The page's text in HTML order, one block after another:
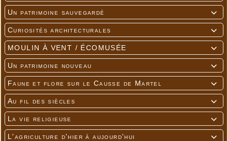

Un patrimoine sauvegardé

Curiosités architecturales

MOULIN À VENT / ÉCOMUSÉE

Un patrimoine nouveau

Faune et flore sur le Causse de Martel

Au fil des siècles

La vie religieuse

L'agriculture d'hier à aujourd'hui